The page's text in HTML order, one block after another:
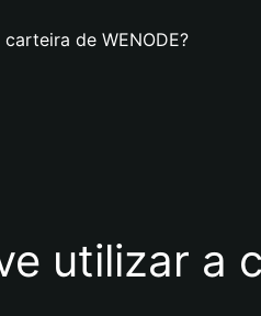
de WENODE?
utilizar a